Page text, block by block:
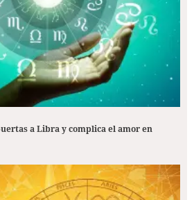
a Libra y complica el amor en